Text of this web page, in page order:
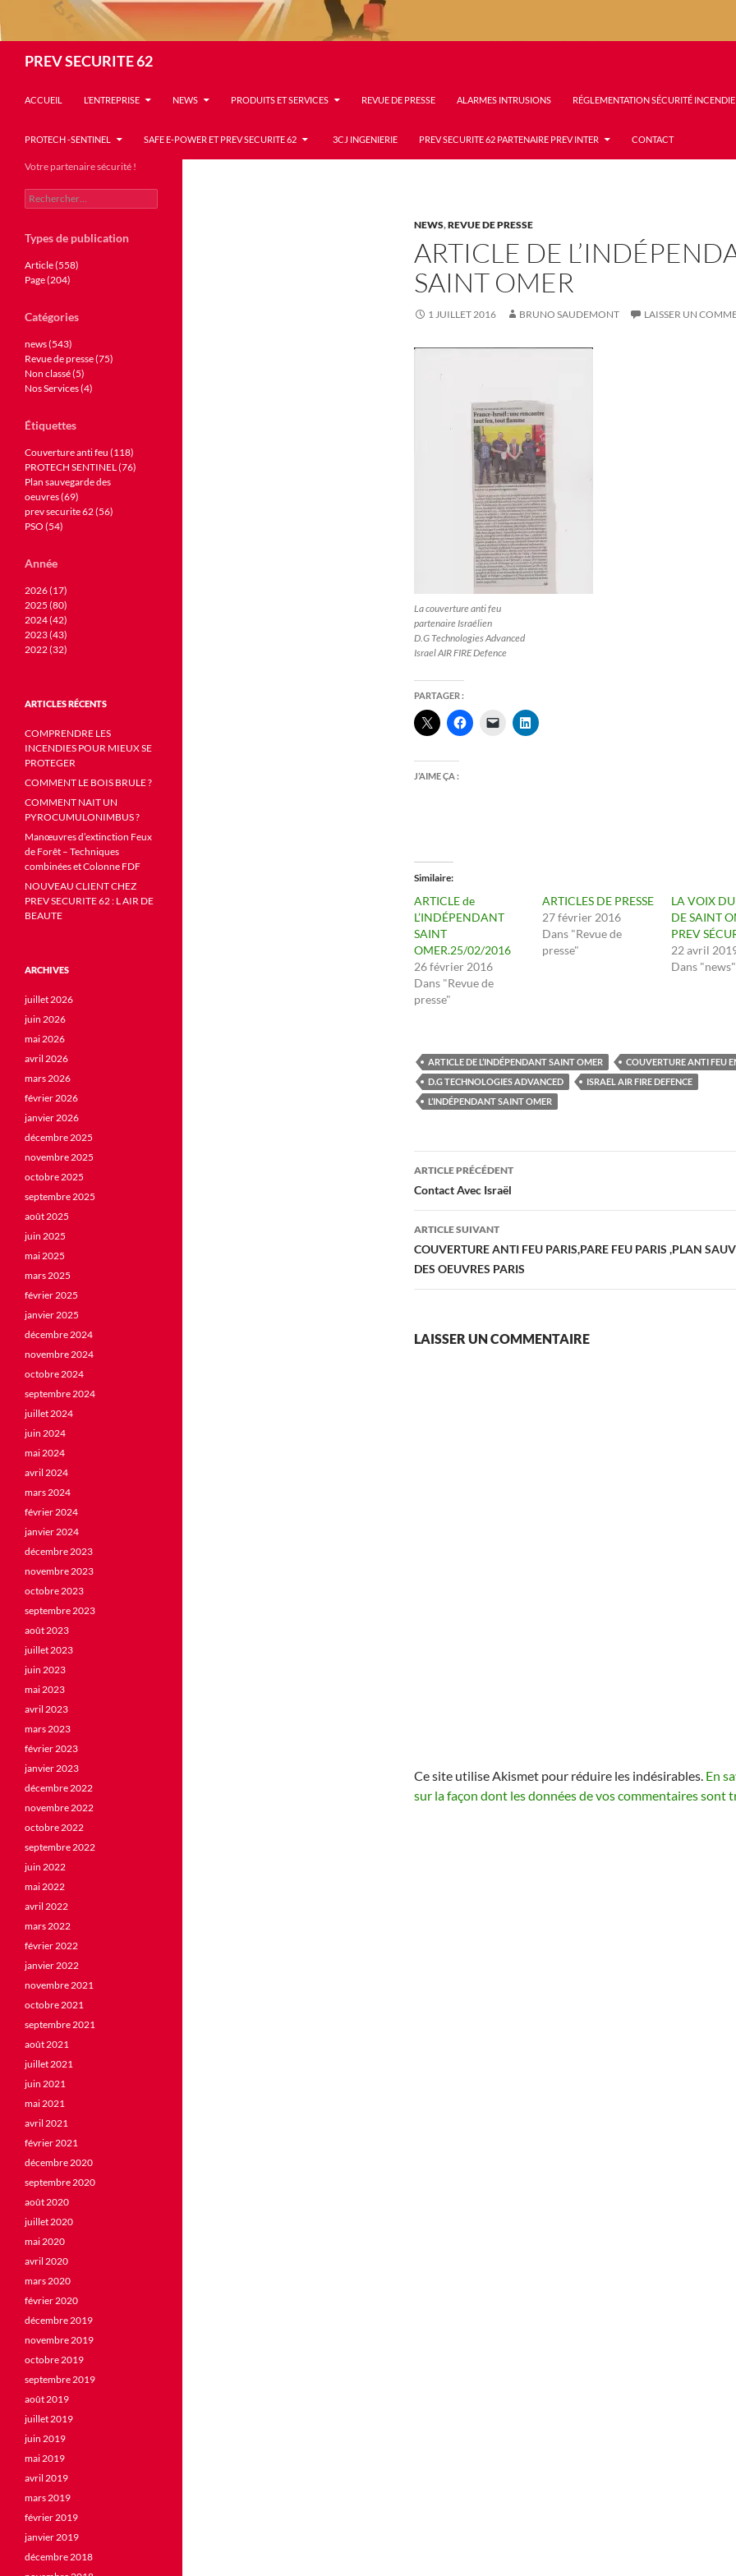
PREV SECURITE 62
ACCUEIL L’ENTREPRISE NEWS PRODUITS ET SERVICES REVUE DE PRESSE ALARMES INTRUSIONS RÉGLEMENTATION SÉCURITÉ INCENDIE
PROTECH -SENTINEL SAFE E-POWER ET PREV SECURITE 62 3CJ INGENIERIE PREV SECURITE 62 PARTENAIRE PREV INTER CONTACT
NEWS,REVUE DE PRESSE
ARTICLE DE
SAINT OMER
1 JUILLET 2016 BRUNO SAUDEMONT LAISSER UN
La couverture anti feu
partenaire Israélien
D.G Technologies Advanced
Israel AIR FIRE Defence
PARTAGER :
J’AIME ÇA :
Similaire
ARTICLE de
L’INDÉPENDANT
SAINT
OMER.25/02/2016
26 février 2016
Dans "Revue de
presse"
ARTICLES DE PRESSE
27 février 2016
Dans "Revue de
presse"
LA VOIX
DE SAINT
PREV
22 avril
Dans "news"
ARTICLE DE L’INDÉPENDANT SAINT OMER
COUVERTURE ANTI FEU
D.G TECHNOLOGIES ADVANCED
ISRAEL AIR FIRE DEFENCE
L’INDÉPENDANT SAINT OMER
Navigation
des
articles
ARTICLE PRÉCÉDENT
Contact Avec Israël
ARTICLE SUIVANT
COUVERTURE ANTI FEU PARIS,PARE FEU PARIS ,PLAN
DES OEUVRES PARIS
LAISSER UN COMMENTAIRE
Ce site utilise Akismet pour réduire les indésirables. En
sur la façon dont les données de vos commentaires sont
Votre partenaire sécurité !
Rechercher :
Types de publication
Article (558)
Page (204)
Catégories
news (543)
Revue de presse (75)
Non classé (5)
Nos Services (4)
Étiquettes
Couverture anti feu (118)
PROTECH SENTINEL (76)
Plan sauvegarde des
oeuvres (69)
prev securite 62 (56)
PSO (54)
Année
2026 (17)
2025 (80)
2024 (42)
2023 (43)
2022 (32)
ARTICLES RÉCENTS
COMPRENDRE LES
INCENDIES POUR MIEUX SE
PROTEGER
COMMENT LE BOIS BRULE ?
COMMENT NAIT UN
PYROCUMULONIMBUS ?
Manœuvres d’extinction Feux
de Forêt – Techniques
combinées et Colonne FDF
NOUVEAU CLIENT CHEZ
PREV SECURITE 62 : L AIR DE
BEAUTE
ARCHIVES
juillet 2026
juin 2026
mai 2026
avril 2026
mars 2026
février 2026
janvier 2026
décembre 2025
novembre 2025
octobre 2025
septembre 2025
août 2025
juin 2025
mai 2025
mars 2025
février 2025
janvier 2025
décembre 2024
novembre 2024
octobre 2024
septembre 2024
juillet 2024
juin 2024
mai 2024
avril 2024
mars 2024
février 2024
janvier 2024
décembre 2023
novembre 2023
octobre 2023
septembre 2023
août 2023
juillet 2023
juin 2023
mai 2023
avril 2023
mars 2023
février 2023
janvier 2023
décembre 2022
novembre 2022
octobre 2022
septembre 2022
juin 2022
mai 2022
avril 2022
mars 2022
février 2022
janvier 2022
novembre 2021
octobre 2021
septembre 2021
août 2021
juillet 2021
juin 2021
mai 2021
avril 2021
février 2021
décembre 2020
septembre 2020
août 2020
juillet 2020
mai 2020
avril 2020
mars 2020
février 2020
décembre 2019
novembre 2019
octobre 2019
septembre 2019
août 2019
juillet 2019
juin 2019
mai 2019
avril 2019
mars 2019
février 2019
janvier 2019
décembre 2018